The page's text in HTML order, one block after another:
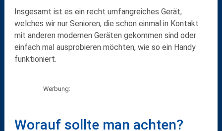
Insgesamt ist es ein recht umfangreiches Gerät,
welches wir nur Senioren, die schon einmal in Kontakt
mit anderen modernen Geräten gekommen sind oder
einfach mal ausprobieren möchten, wie so ein Handy
funktioniert.
Werbung:
Worauf sollte man achten?